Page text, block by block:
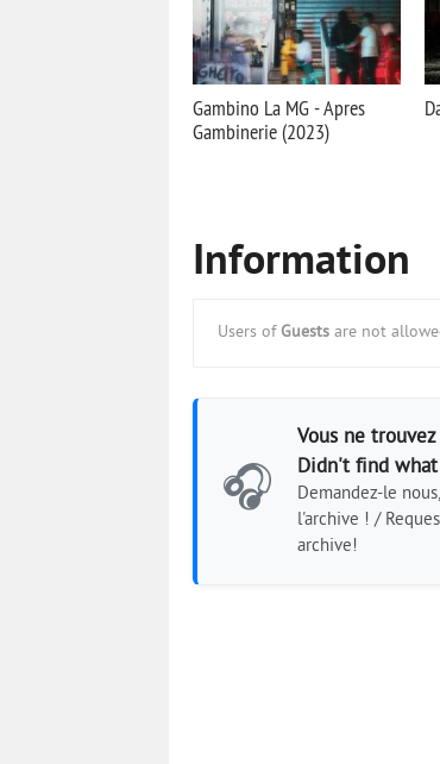
Gambino La MG - Apres
Gambinerie (2023)
Information
Users of Guests are not
🎧
Vous ne
Didn't find
Demandez-le
l'archive ! /
archive!